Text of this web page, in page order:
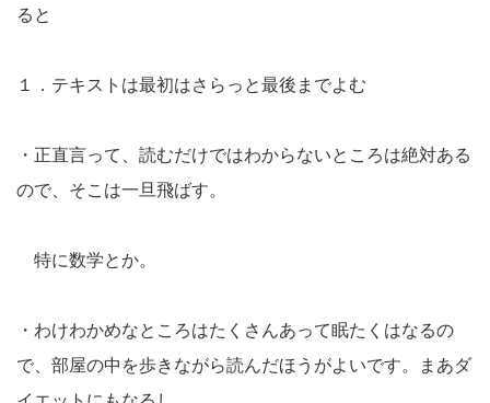
ると
１．テキストは最初はさらっと最後までよむ
・正直言って、読むだけではわからないところは絶対ある
ので、そこは一旦飛ばす。
特に数学とか。
・わけわかめなところはたくさんあって眠たくはなるの
で、部屋の中を歩きながら読んだほうがよいです。まあダ